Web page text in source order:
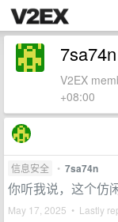
7sa74n
V2EX
+08:00
信息安全 • 7sa74n
你听我说，这个仿
May 17, 2025 • Lastly